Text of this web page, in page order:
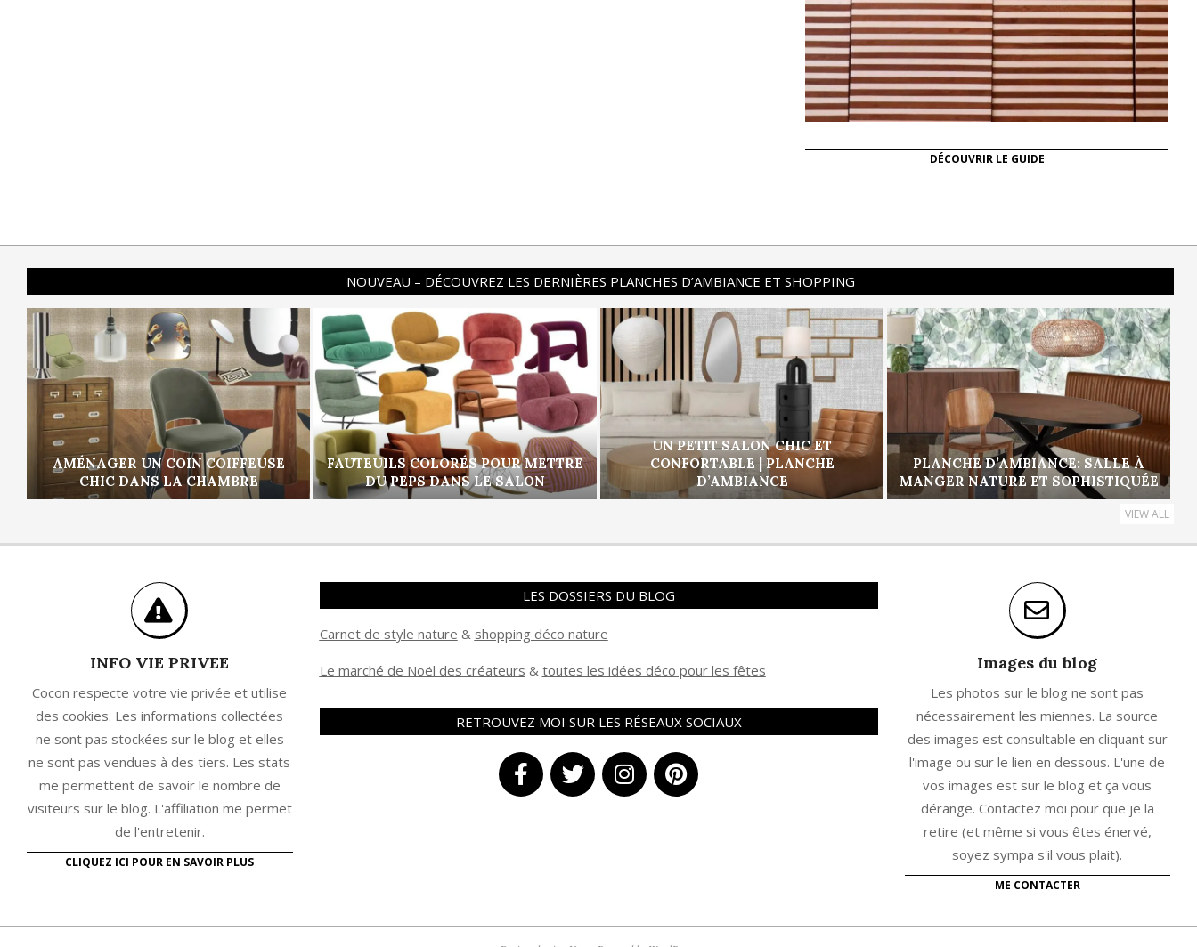
DÉCOUVRIR LE GUIDE
NOUVEAU – DÉCOUVREZ LES DERNIÈRES PLANCHES D’AMBIANCE ET SHOPPING
AMÉNAGER UN COIN COIFFEUSE
CHIC DANS LA CHAMBRE
FAUTEUILS COLORÉS POUR METTRE
DU PEPS DANS LE SALON
UN PETIT SALON CHIC ET
CONFORTABLE | PLANCHE
D’AMBIANCE
PLANCHE D’AMBIANCE: SALLE À
MANGER NATURE ET SOPHISTIQUÉE
VIEW ALL
INFO VIE PRIVEE
Cocon respecte votre vie privée et utilise
des cookies. Les informations collectées
ne sont pas stockées sur le blog et elles
ne sont pas vendues à des tiers. Les stats
me permettent de savoir le nombre de
visiteurs sur le blog. L'affiliation me permet
de l'entretenir.
CLIQUEZ ICI POUR EN SAVOIR PLUS
LES DOSSIERS DU BLOG
Carnet de style nature & shopping déco nature
Le marché de Noël des créateurs & toutes les idées déco pour les fêtes
RETROUVEZ MOI SUR LES RÉSEAUX SOCIAUX
Images du blog
Les photos sur le blog ne sont pas
nécessairement les miennes. La source
des images est consultable en cliquant sur
l'image ou sur le lien en dessous. L'une de
vos images est sur le blog et ça vous
dérange. Contactez moi pour que je la
retire (et même si vous êtes énervé,
soyez sympa s'il vous plait).
ME CONTACTER